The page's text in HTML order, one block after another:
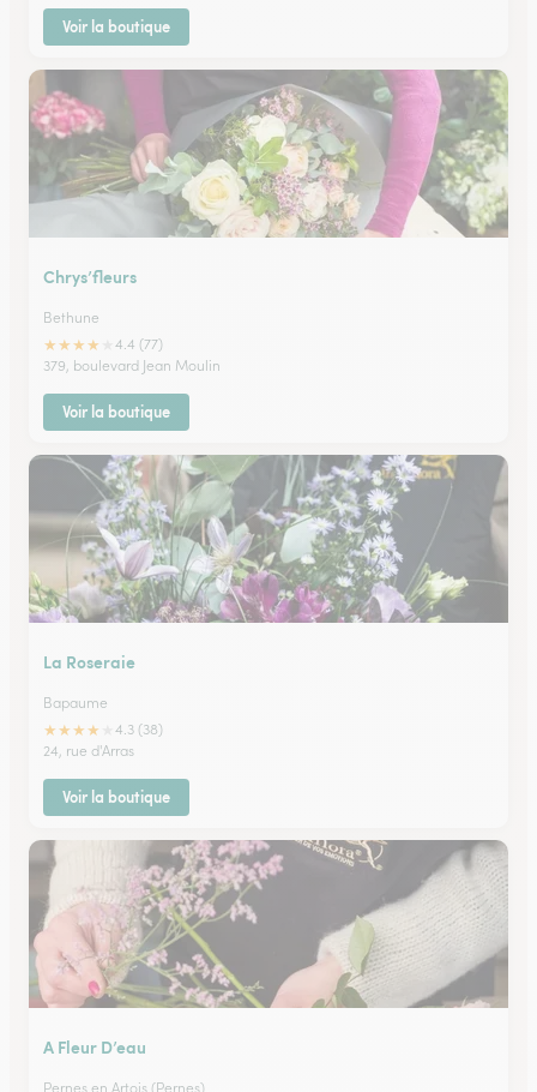
Voir la boutique
Chrys’fleurs
Bethune
★★★★
4.4 (77)
379, boulevard Jean Moulin
Voir la boutique
La Roseraie
Bapaume
★★★★
4.3 (38)
24, rue d'Arras
Voir la boutique
A Fleur D’eau
Pernes en Artois (Pernes)